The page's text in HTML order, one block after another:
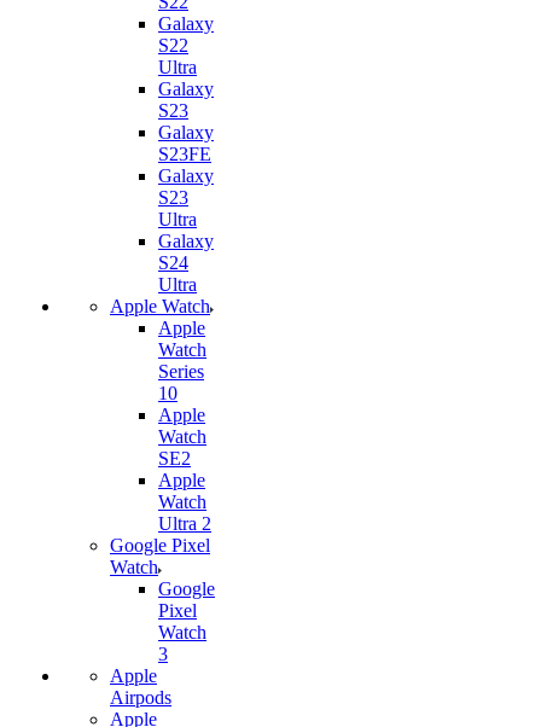
Galaxy
S22
Ultra
Galaxy
S23
Galaxy
S23FE
Galaxy
S23
Ultra
Galaxy
S24
Ultra
Apple Watch
Apple
Watch
Series
10
Apple
Watch
SE2
Apple
Watch
Ultra 2
Google Pixel
Watch
Google
Pixel
Watch
3
Apple
Airpods
Apple